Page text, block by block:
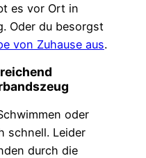
es vor Ort in
Oder du besorgst
von Zuhause aus.
oder
schnell. Leider
durch die